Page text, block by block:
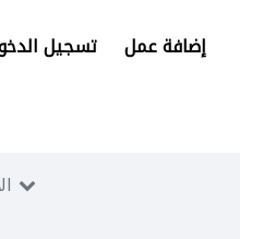
تسجيل إضافة عمل